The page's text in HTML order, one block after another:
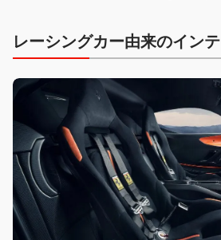
レーシングカー由来のイン